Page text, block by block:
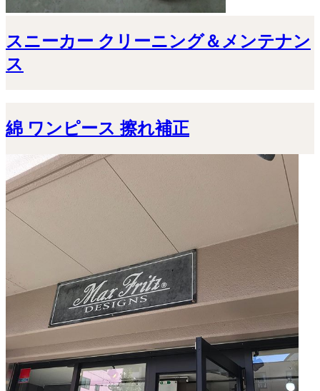
スニーカー クリーニング＆メンテナン
ス
綿 ワンピース 擦れ補正